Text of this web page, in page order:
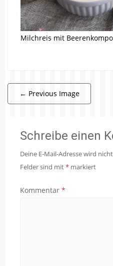
Milchreis mit
← Previous Image
Schreibe einen
Deine E-Mail-Adresse wird
Felder sind mit* markiert
Kommentar *